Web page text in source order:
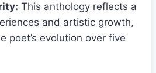
This anthology reflects a
and artistic growth,
poet’s evolution over five